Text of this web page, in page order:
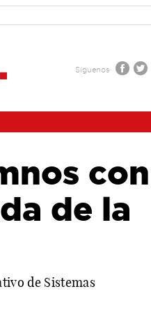
Síguenos
con
de la
de Sistemas